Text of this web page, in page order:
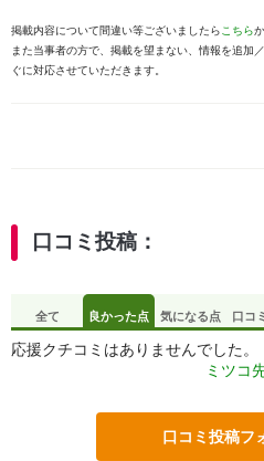
掲載内容について間違い等ございましたら こちら
また当事者の方で、掲載を望まない、情報を追加
ぐに対応させていただきます。
口コミ投稿：
全て 良かった点 気になる点 口コ
応援クチコミはありませんでした。
ミツコ
口コミ投稿フ